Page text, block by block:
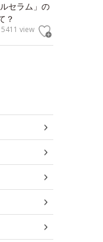
セラム」の
？
5411 view